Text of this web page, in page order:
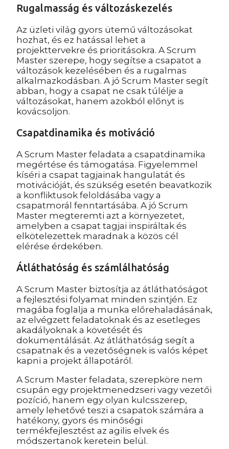
Rugalmasság és változáskezelés
Az üzleti világ gyors ütemű változásokat
hozhat, és ez hatással lehet a
projekttervekre és prioritásokra. A Scrum
Master szerepe, hogy segítse a csapatot a
változások kezelésében és a rugalmas
alkalmazkodásban. A jó Scrum Master segít
abban, hogy a csapat ne csak túlélje a
változásokat, hanem azokból előnyt is
kovácsoljon.
Csapatdinamika és motiváció
A Scrum Master feladata a csapatdinamika
megértése és támogatása. Figyelemmel
kíséri a csapat tagjainak hangulatát és
motivációját, és szükség esetén beavatkozik
a konfliktusok feloldásába vagy a
csapatmorál fenntartásába. A jó Scrum
Master megteremti azt a környezetet,
amelyben a csapat tagjai inspiráltak és
elkötelezettek maradnak a közös cél
elérése érdekében.
Átláthatóság és számlálhatóság
A Scrum Master biztosítja az átláthatóságot
a fejlesztési folyamat minden szintjén. Ez
magába foglalja a munka előrehaladásának,
az elvégzett feladatoknak és az esetleges
akadályoknak a követését és
dokumentálását. Az átláthatóság segít a
csapatnak és a vezetőségnek is valós képet
kapni a projekt állapotáról.
A Scrum Master feladata, szerepköre nem
csupán egy projektmenedzseri vagy vezetői
pozíció, hanem egy olyan kulcsszerep,
amely lehetővé teszi a csapatok számára a
hatékony, gyors és minőségi
termékfejlesztést az agilis elvek és
módszertanok keretein belül.